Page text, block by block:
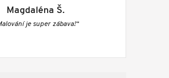
Magdaléna Š.
je super zábava!“